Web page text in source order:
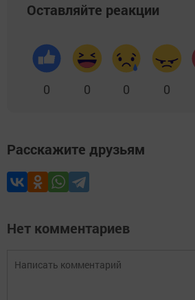
Оставляйте реакции
0 0 0 0
Расскажите друзьям
Нет комментариев